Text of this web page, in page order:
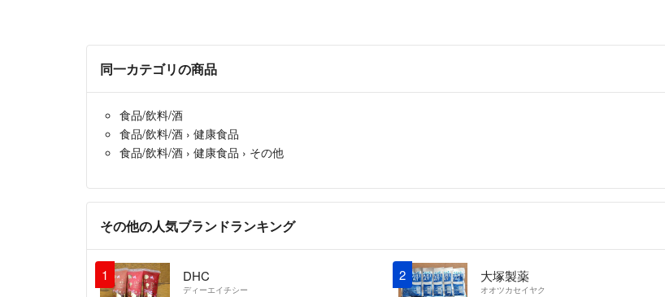
同一カテゴリの商品
食品/飲料/酒
食品/飲料/酒 › 健康食品
食品/飲料/酒 › 健康食品 › その他
その他の人気ブランドランキング
1 DHC
ディーエイチシー
2 大塚製薬
オオツカセイヤク